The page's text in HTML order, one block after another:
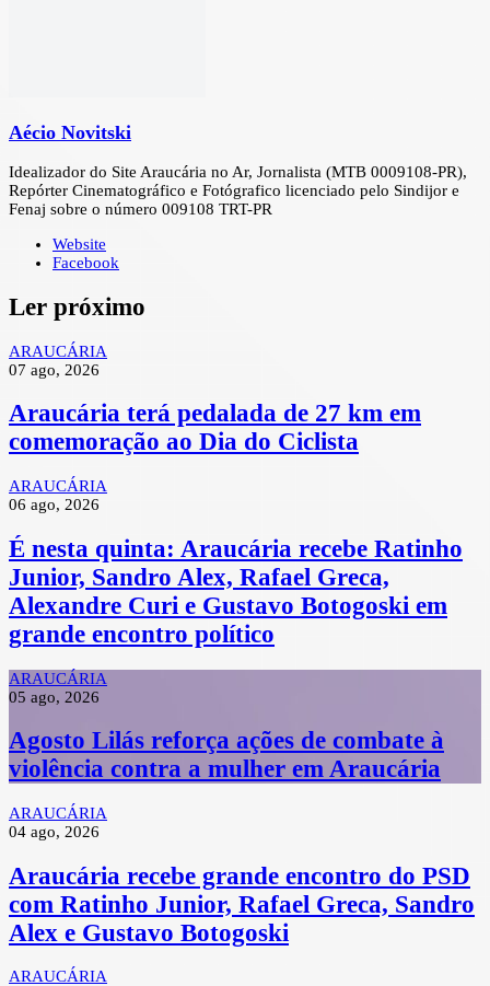
Aécio Novitski
Idealizador do Site Araucária no Ar, Jornalista (MTB 0009108-PR),
Repórter Cinematográfico e Fotógrafico licenciado pelo Sindijor e
Fenaj sobre o número 009108 TRT-PR
Website
Facebook
Ler próximo
ARAUCÁRIA
07 ago, 2026
Araucária terá pedalada de 27 km em
comemoração ao Dia do Ciclista
ARAUCÁRIA
06 ago, 2026
É nesta quinta: Araucária recebe Ratinho
Junior, Sandro Alex, Rafael Greca,
Alexandre Curi e Gustavo Botogoski em
grande encontro político
ARAUCÁRIA
05 ago, 2026
Agosto Lilás reforça ações de combate à
violência contra a mulher em Araucária
ARAUCÁRIA
04 ago, 2026
Araucária recebe grande encontro do PSD
com Ratinho Junior, Rafael Greca, Sandro
Alex e Gustavo Botogoski
ARAUCÁRIA